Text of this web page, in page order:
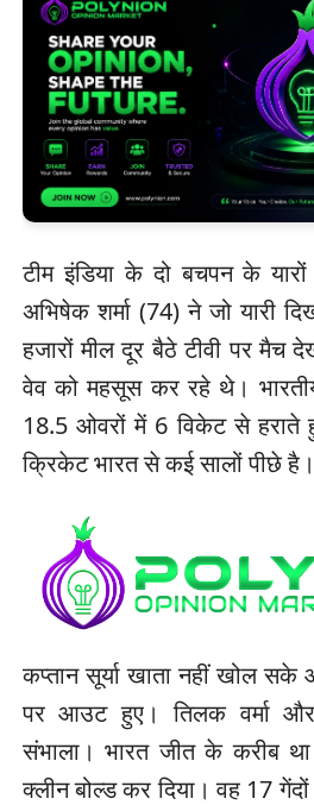
टीम इंडिया के दो बचपन के
अभिषेक शर्मा (74) ने जो यारी
हजारों मील दूर बैठे टीवी पर मैच
वेव को महसूस कर रहे थे।
18.5 ओवरों में 6 विकेट से हराते
क्रिकेट भारत से कई सालों पीछे है।
कप्तान सूर्या खाता नहीं खोल
पर आउट हुए। तिलक वर्मा
संभाला। भारत जीत के करीब
क्लीन बोल्ड कर दिया। वह 17